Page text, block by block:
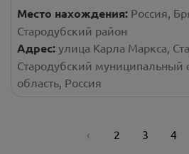
Место нахождения: Россия,
Стародубский район
Адрес: улица Карла Маркса,
Стародубский муниципальный
область, Россия
‹Previous
2 3 4